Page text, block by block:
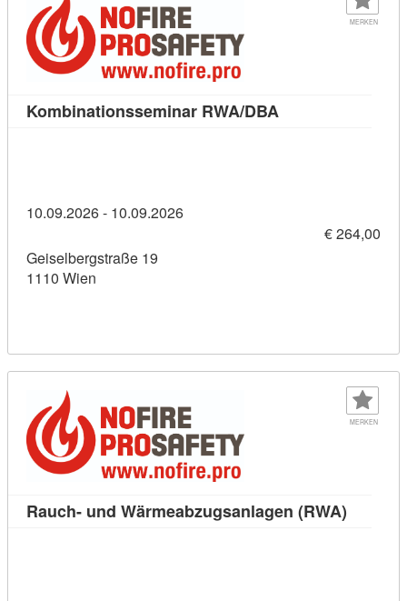
MERKEN
Kombinationsseminar RWA/DBA
10.09.2026 - 10.09.2026
€ 264,00
Geiselbergstraße 19
1110 Wien
MERKEN
Rauch- und Wärmeabzugsanlagen (RWA)